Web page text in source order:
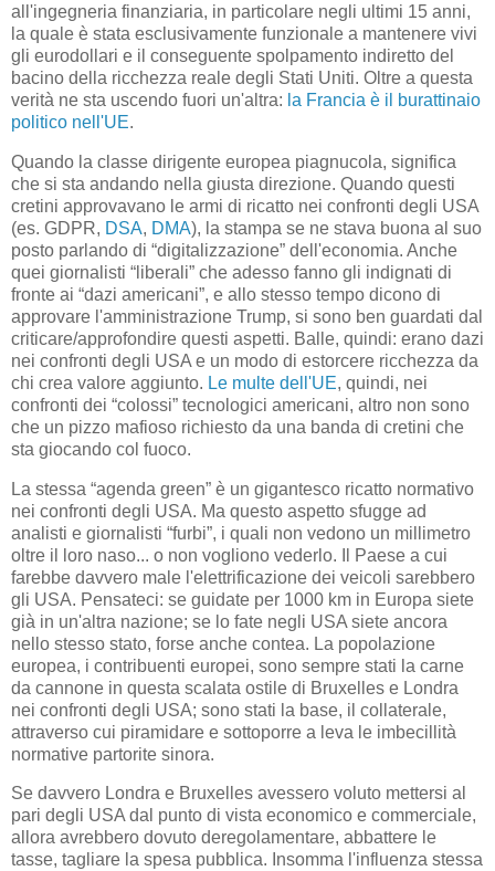
all'ingegneria finanziaria, in particolare negli ultimi 15 anni,
la quale è stata esclusivamente funzionale a mantenere vivi
gli eurodollari e il conseguente spolpamento indiretto del
bacino della ricchezza reale degli Stati Uniti. Oltre a questa
verità ne sta uscendo fuori un'altra: la Francia è il burattinaio
politico nell'UE.
Quando la classe dirigente europea piagnucola, significa
che si sta andando nella giusta direzione. Quando questi
cretini approvavano le armi di ricatto nei confronti degli USA
(es. GDPR, DSA, DMA), la stampa se ne stava buona al suo
posto parlando di “digitalizzazione” dell'economia. Anche
quei giornalisti “liberali” che adesso fanno gli indignati di
fronte ai “dazi americani”, e allo stesso tempo dicono di
approvare l'amministrazione Trump, si sono ben guardati dal
criticare/approfondire questi aspetti. Balle, quindi: erano dazi
nei confronti degli USA e un modo di estorcere ricchezza da
chi crea valore aggiunto. Le multe dell'UE, quindi, nei
confronti dei “colossi” tecnologici americani, altro non sono
che un pizzo mafioso richiesto da una banda di cretini che
sta giocando col fuoco.
La stessa “agenda green” è un gigantesco ricatto normativo
nei confronti degli USA. Ma questo aspetto sfugge ad
analisti e giornalisti “furbi”, i quali non vedono un millimetro
oltre il loro naso... o non vogliono vederlo. Il Paese a cui
farebbe davvero male l'elettrificazione dei veicoli sarebbero
gli USA. Pensateci: se guidate per 1000 km in Europa siete
già in un'altra nazione; se lo fate negli USA siete ancora
nello stesso stato, forse anche contea. La popolazione
europea, i contribuenti europei, sono sempre stati la carne
da cannone in questa scalata ostile di Bruxelles e Londra
nei confronti degli USA; sono stati la base, il collaterale,
attraverso cui piramidare e sottoporre a leva le imbecillità
normative partorite sinora.
Se davvero Londra e Bruxelles avessero voluto mettersi al
pari degli USA dal punto di vista economico e commerciale,
allora avrebbero dovuto deregolamentare, abbattere le
tasse, tagliare la spesa pubblica. Insomma l'influenza stessa